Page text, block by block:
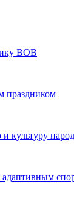
ВОВ
праздником
культуру
адаптивным